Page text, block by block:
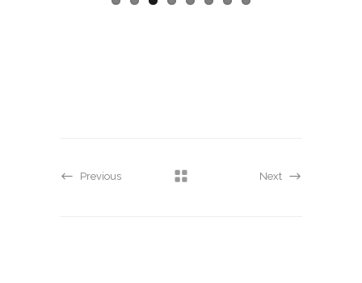
Previous Next